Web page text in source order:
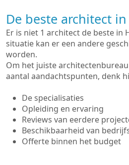
De beste architect
Er is niet 1 architect de beste in
situatie kan er een andere
worden.
Om het juiste
aantal aandachtspunten, denk
De specialisaties
Opleiding en ervaring
Reviews van eerdere
Beschikbaarheid van
Offerte binnen het budget